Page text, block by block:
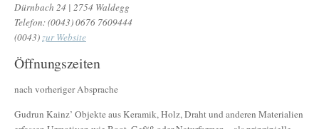
Dürnbach 24 | 2754 Waldegg
Telefon: (0043) 0676 7609444
(0043)zur Website
Öffnungszeiten
nach vorheriger Absprache
Gudrun Kainz’ Objekte aus Keramik, Holz, Draht und anderen Materialien